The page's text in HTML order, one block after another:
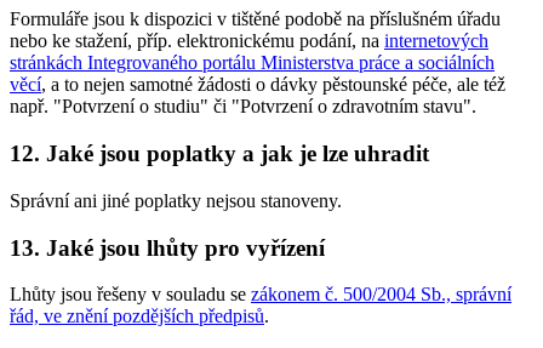
Formuláře jsou k dispozici v tištěné podobě na příslušném úřadu
nebo ke stažení, příp. elektronickému podání, na internetových
stránkách Integrovaného portálu Ministerstva práce a sociálních
věcí, a to nejen samotné žádosti o dávky pěstounské péče, ale též
např. "Potvrzení o studiu" či "Potvrzení o zdravotním stavu".
12. Jaké jsou poplatky a jak je lze uhradit
Správní ani jiné poplatky nejsou stanoveny.
13. Jaké jsou lhůty pro vyřízení
Lhůty jsou řešeny v souladu se zákonem č. 500/2004 Sb., správní
řád, ve znění pozdějších předpisů.